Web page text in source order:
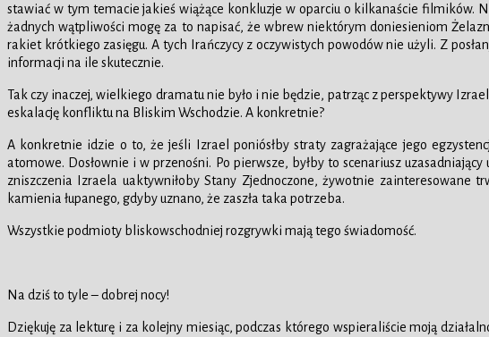
stawiać w tym temacie jakieś wiążące konkluzje w oparciu o kilkanaście filmików.
żadnych wątpliwości mogę za to napisać, że wbrew niektórym doniesieniom
rakiet krótkiego zasięgu. A tych Irańczycy z oczywistych powodów nie użyli. Z
informacji na ile skutecznie.
Tak czy inaczej, wielkiego dramatu nie było i nie będzie, patrząc z perspektywy
eskalację konfliktu na Bliskim Wschodzie. A konkretnie?
A konkretnie idzie o to, że jeśli Izrael poniósłby straty zagrażające jego
atomowe. Dosłownie i w przenośni. Po pierwsze, byłby to scenariusz
zniszczenia Izraela uaktywniłoby Stany Zjednoczone, żywotnie zainteresowane
kamienia łupanego, gdyby uznano, że zaszła taka potrzeba.
Wszystkie podmioty bliskowschodniej rozgrywki mają tego świadomość.
Na dziś to tyle – dobrej nocy!
Dziękuję za lekturę i za kolejny miesiąc, podczas którego wspieraliście moją